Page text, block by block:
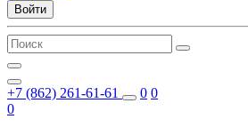
Войти
+7 (862) 261-61-61 0 0
0